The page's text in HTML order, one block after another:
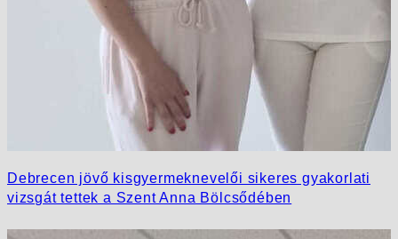
Debrecen jövő kisgyermeknevelői sikeres gyakorlati
vizsgát tettek a Szent Anna Bölcsődében